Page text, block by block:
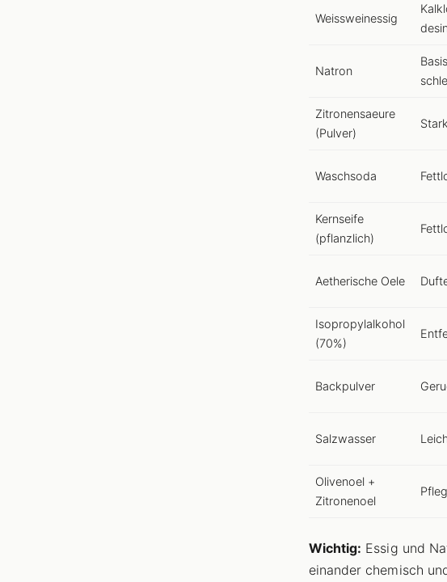
Weissweinessig
Natron
Zitronensaeure
(Pulver)
Waschsoda
Kernseife
(pflanzlich)
Aetherische Oele
Isopropylalkohol
(70%)
Backpulver
Salzwasser
Olivenoel +
Zitronenoel
Wichtig: Essig und
einander chemisch